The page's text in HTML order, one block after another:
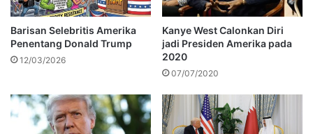
Barisan Selebritis Amerika
Penentang Donald Trump
12/03/2026
Kanye West Calonkan Diri
jadi Presiden Amerika pada
2020
07/07/2020